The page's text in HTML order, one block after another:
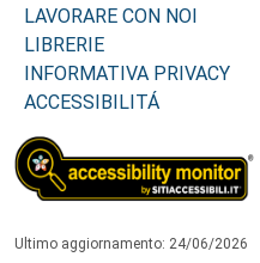
LAVORARE CON NOI
LIBRERIE
INFORMATIVA PRIVACY
ACCESSIBILITÁ
Ultimo aggiornamento: 24/06/2026